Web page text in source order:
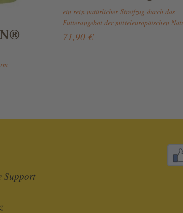
ein rein natürlicher Streifzug durch das
Futterangebot der mitteleuropäischen
71,90 €
Support